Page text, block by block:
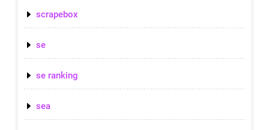
scrapebox
se
se ranking
sea